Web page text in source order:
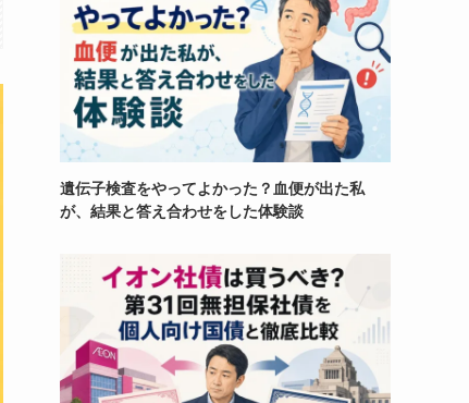
遺伝子検査をやってよかった？血便が出た私
が、結果と答え合わせをした体験談